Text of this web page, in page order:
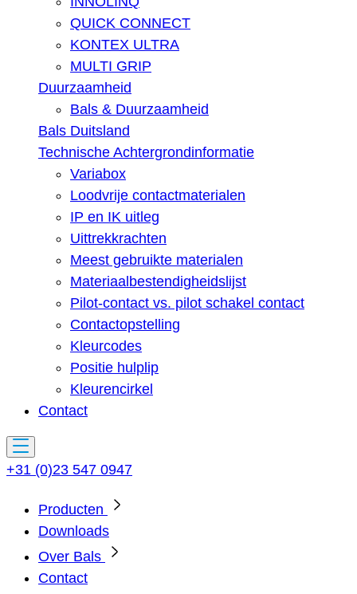
QUICK CONNECT
KONTEX ULTRA
MULTI GRIP
Duurzaamheid
Bals & Duurzaamheid
Bals Duitsland
Technische Achtergrondinformatie
Variabox
Loodvrije contactmaterialen
IP en IK uitleg
Uittrekkrachten
Meest gebruikte materialen
Materiaalbestendigheidslijst
Pilot-contact vs. pilot schakel contact
Contactopstelling
Kleurcodes
Positie hulplip
Kleurencirkel
Contact
+31 (0)23 547 0947
Producten
Downloads
Over Bals
Contact